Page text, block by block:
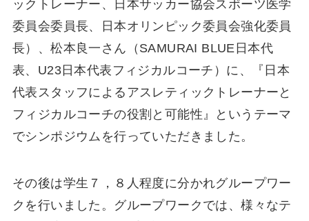
ックトレーナー、日本サッカー協会スポーツ医学
委員会委員長、日本オリンピック委員会強化委員
長）、松本良一さん（SAMURAI BLUE日本代
表、U23日本代表フィジカルコーチ）に、『日本
代表スタッフによるアスレティックトレーナーと
フィジカルコーチの役割と可能性』というテーマ
でシンポジウムを行っていただきました。
その後は学生７，８人程度に分かれグループワー
クを行いました。グループワークでは、様々なテ